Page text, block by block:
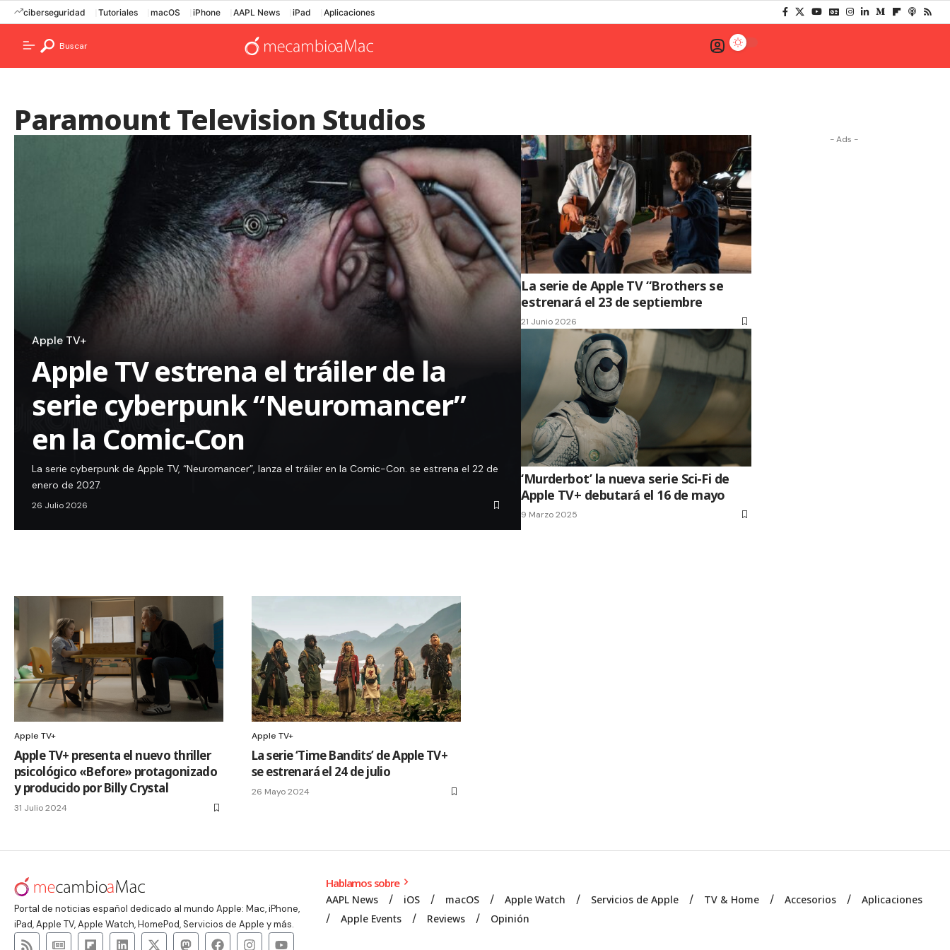
ciberseguridad Tutoriales macOS iPhone AAPL News iPad Aplicaciones
Buscar
Paramount Television Studios
Apple TV+
Apple TV estrena el tráiler de la
serie cyberpunk “Neuromancer”
en la Comic-Con
La serie cyberpunk de Apple TV, “Neuromancer”, lanza el tráiler en la Comic-Con. se estrena el 22 de
enero de 2027.
26 Julio 2026
La serie de Apple TV “Brothers se
estrenará el 23 de septiembre
21 Junio 2026
‘Murderbot’ la nueva serie Sci-Fi de
Apple TV+ debutará el 16 de mayo
9 Marzo 2025
- Ads -
Apple TV+
Apple TV+ presenta el nuevo thriller
psicológico «Before» protagonizado
y producido por Billy Crystal
31 Julio 2024
Apple TV+
La serie ‘Time Bandits’ de Apple TV+
se estrenará el 24 de julio
26 Mayo 2024
Portal de noticias español dedicado al mundo Apple: Mac, iPhone,
iPad, Apple TV, Apple Watch, HomePod, Servicios de Apple y más.
Hablamos sobre
AAPL News iOS macOS Apple Watch Servicios de Apple TV & Home Accesorios
Aplicaciones
Apple Events
Reviews Opinión